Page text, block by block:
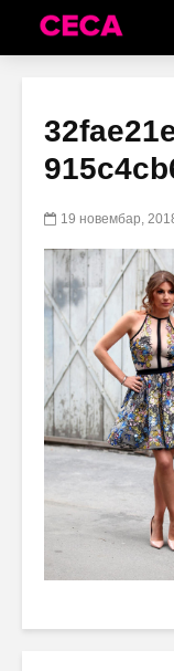
19 новембар,